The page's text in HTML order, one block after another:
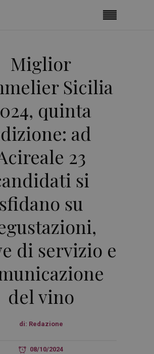
Miglior
Sicilia
quinta
ad
23
si
sfidano su
di servizio e
del vino
di: Redazione
08/10/2024